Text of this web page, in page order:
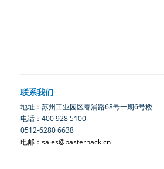
联系我们
地址：苏州工业园区春浦路68号一期6号楼
电话：400 928 5100
0512-6280 6638
电邮：sales@pasternack.cn